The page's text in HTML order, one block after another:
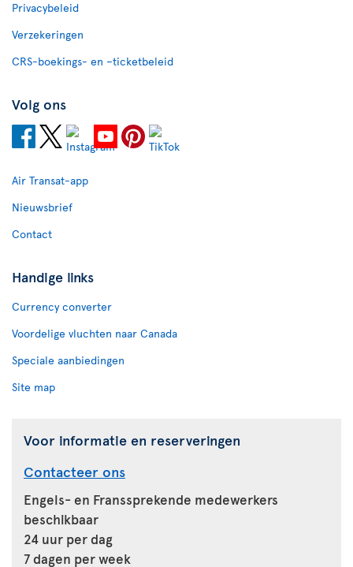
Privacybeleid
Verzekeringen
CRS-boekings- en –ticketbeleid
Volg ons
Air Transat-app
Nieuwsbrief
Contact
Handige links
Currency converter
Voordelige vluchten naar Canada
Speciale aanbiedingen
Site map
Voor informatie en reserveringen
Contacteer ons
Engels- en Franssprekende medewerkers
beschikbaar
24 uur per dag
7 dagen per week